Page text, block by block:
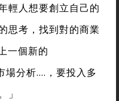
輕人想要創立自己的
思考，找到對的商業
一個新的
分析….，要投入多
」